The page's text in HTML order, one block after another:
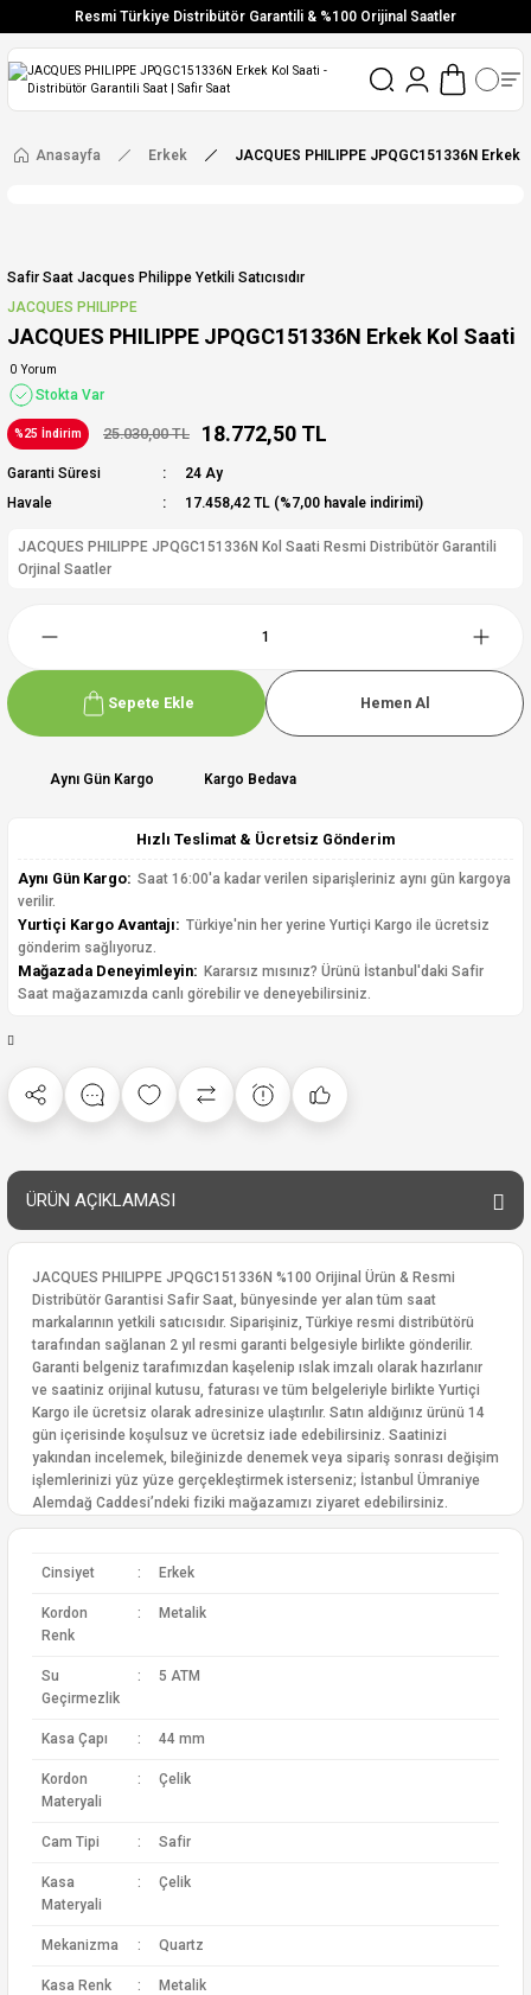
Resmi Türkiye Distribütör Garantili & %100 Orijinal Saatler
Vade Farksız 6 Taksit
Aynı Gün Stoktan Gönderim
Ücretsiz Kargo
Anasayfa Erkek JACQUES PHILIPPE JPQGC151336N Erkek
Safir Saat Jacques Philippe Yetkili Satıcısıdır
JACQUES PHILIPPE
JACQUES PHILIPPE JPQGC151336N Erkek Kol Saati
0 Yorum
Stokta Var
%25 İndirim 25.030,00 TL 18.772,50 TL
Garanti Süresi
24 Ay
Havale
17.458,42 TL (%7,00 havale indirimi)
JACQUES PHILIPPE JPQGC151336N Kol Saati Resmi Distribütör Garantili
Orjinal Saatler
Sepete Ekle Hemen Al
Aynı Gün Kargo Kargo Bedava
Hızlı Teslimat & Ücretsiz Gönderim
Aynı Gün Kargo: Saat 16:00'a kadar verilen siparişleriniz aynı gün kargoya
verilir.
Yurtiçi Kargo Avantajı: Türkiye'nin her yerine Yurtiçi Kargo ile ücretsiz
gönderim sağlıyoruz.
Mağazada Deneyimleyin: Kararsız mısınız? Ürünü İstanbul'daki Safir
Saat mağazamızda canlı görebilir ve deneyebilirsiniz.
ÜRÜN AÇIKLAMASI
JACQUES PHILIPPE JPQGC151336N %100 Orijinal Ürün & Resmi
Distribütör Garantisi Safir Saat, bünyesinde yer alan tüm saat
markalarının yetkili satıcısıdır. Siparişiniz, Türkiye resmi distribütörü
tarafından sağlanan 2 yıl resmi garanti belgesiyle birlikte gönderilir.
Garanti belgeniz tarafımızdan kaşelenip ıslak imzalı olarak hazırlanır
ve saatiniz orijinal kutusu, faturası ve tüm belgeleriyle birlikte Yurtiçi
Kargo ile ücretsiz olarak adresinize ulaştırılır. Satın aldığınız ürünü 14
gün içerisinde koşulsuz ve ücretsiz iade edebilirsiniz. Saatinizi
yakından incelemek, bileğinizde denemek veya sipariş sonrası değişim
işlemlerinizi yüz yüze gerçekleştirmek isterseniz; İstanbul Ümraniye
Alemdağ Caddesi’ndeki fiziki mağazamızı ziyaret edebilirsiniz.
Cinsiyet : Erkek
Kordon
Renk
: Metalik
Su
Geçirmezlik
: 5 ATM
Kasa Çapı : 44 mm
Kordon
Materyali
: Çelik
Cam Tipi : Safir
Kasa
Materyali
: Çelik
Mekanizma : Quartz
Kasa Renk : Metalik